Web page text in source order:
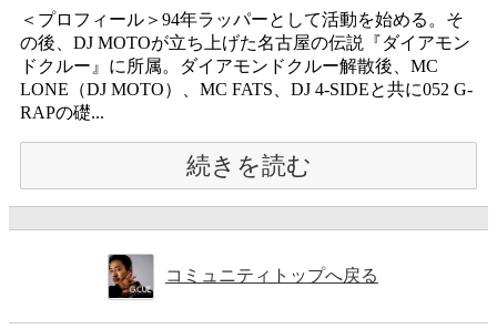
＜プロフィール＞94年ラッパーとして活動を始める。そ
の後、DJ MOTOが立ち上げた名古屋の伝説『ダイアモン
ドクルー』に所属。ダイアモンドクルー解散後、MC
LONE（DJ MOTO）、MC FATS、DJ 4-SIDEと共に052 G-
RAPの礎...
続きを読む
コミュニティトップへ戻る